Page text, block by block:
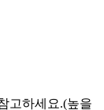
고하세요.(높을